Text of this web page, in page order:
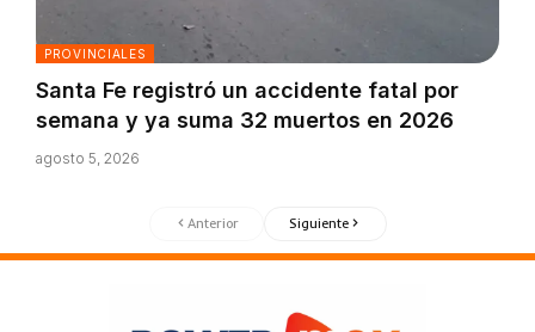
PROVINCIALES
Santa Fe registró un accidente fatal por
semana y ya suma 32 muertos en 2026
agosto 5, 2026
Anterior Siguiente